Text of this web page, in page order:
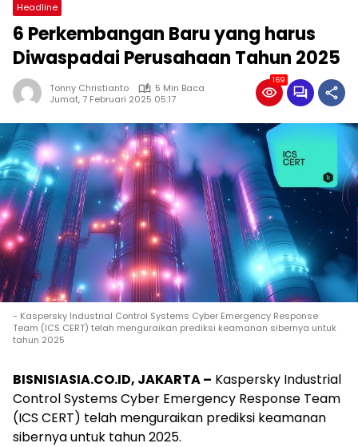
Headline
6 Perkembangan Baru yang harus
Diwaspadai Perusahaan Tahun 2025
Tonny Christianto
5 Min Baca
Jumat, 7 Februari 2025 05:17
169
- Kaspersky Industrial Control Systems Cyber ​​Emergency Response
Team (ICS CERT) telah menguraikan prediksi keamanan sibernya untuk
tahun 2025
BISNISIASIA.CO.ID, JAKARTA – Kaspersky Industrial
Control Systems Cyber ​​Emergency Response Team
(ICS CERT) telah menguraikan prediksi keamanan
sibernya untuk tahun 2025.